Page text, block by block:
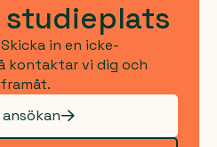
studieplats
in en icke-
kontaktar vi dig och